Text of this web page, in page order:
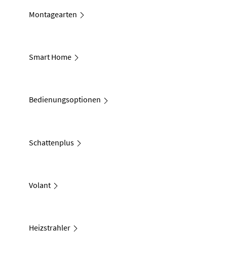
Montagearten
Smart Home
Bedienungsoptionen
Schattenplus
Volant
Heizstrahler